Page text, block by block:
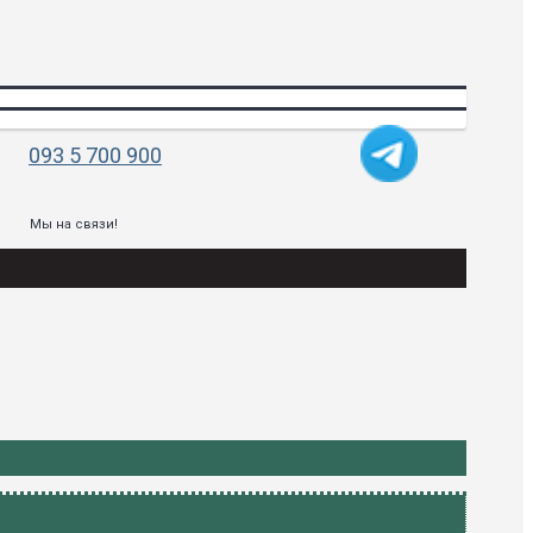
093 5 700 900
Мы на связи!